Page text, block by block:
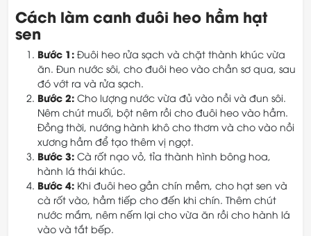
Cách làm canh đuôi heo hầm hạt
sen
Bước 1: Đuôi heo rửa sạch và chặt thành khúc vừa
ăn. Đun nước sôi, cho đuôi heo vào chần sơ qua, sau
đó vớt ra và rửa sạch.
Bước 2: Cho lượng nước vừa đủ vào nồi và đun sôi.
Nêm chút muối, bột nêm rồi cho đuôi heo vào hầm.
Đồng thời, nướng hành khô cho thơm và cho vào nồi
xương hầm để tạo thêm vị ngọt.
Bước 3: Cà rốt nạo vỏ, tỉa thành hình bông hoa,
hành lá thái khúc.
Bước 4: Khi đuôi heo gần chín mềm, cho hạt sen và
cà rốt vào, hầm tiếp cho đến khi chín. Thêm chút
nước mắm, nêm nếm lại cho vừa ăn rồi cho hành lá
vào và tắt bếp.